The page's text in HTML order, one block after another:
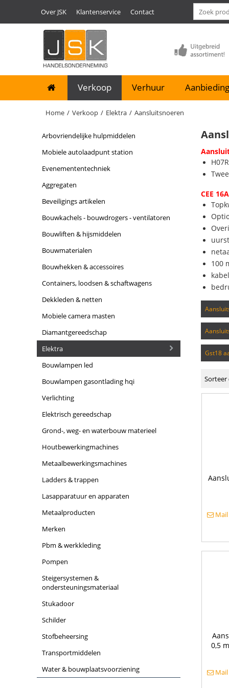
Over JSK Klantenservice Contact
Verkoop Verhuur
Home / Verkoop / Elektra / Aansluitsnoeren
arbovriendelijke hulpmiddelen
mobiele autolaadpunt station
evenemententechniek
aggregaten
beveiligings artikelen
bouwkachels - bouwdrogers - ventilatoren
bouwliften & hijsmiddelen
bouwmaterialen
bouwhekken & accessoires
containers, loodsen & schaftwagens
dekkleden & netten
mobiele camera masten
diamantgereedschap
elektra
bouwlampen led
bouwlampen gasontlading hqi
verlichting
elektrisch gereedschap
grond-, weg- en waterbouw materieel
houtbewerkingmachines
metaalbewerkingsmachines
ladders & trappen
lasapparatuur en apparaten
metaalproducten
merken
pbm & werkkleding
pompen
steigersystemen &
ondersteuningsmateriaal
stukadoor
schilder
stofbeheersing
transportmiddelen
water & bouwplaatsvoorziening
CEE
100
gst18
Sorteer
0,5